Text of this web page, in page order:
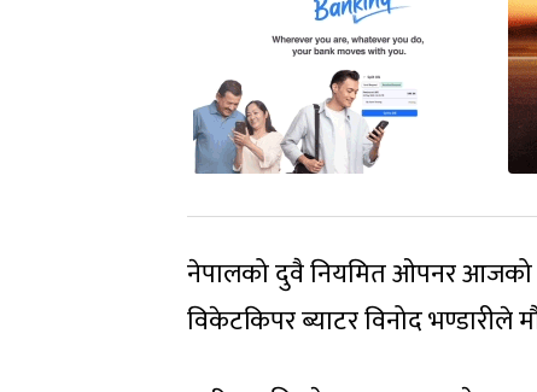
नेपालको दुवै नियमित ओपनर आजको
विकेटकिपर ब्याटर विनोद